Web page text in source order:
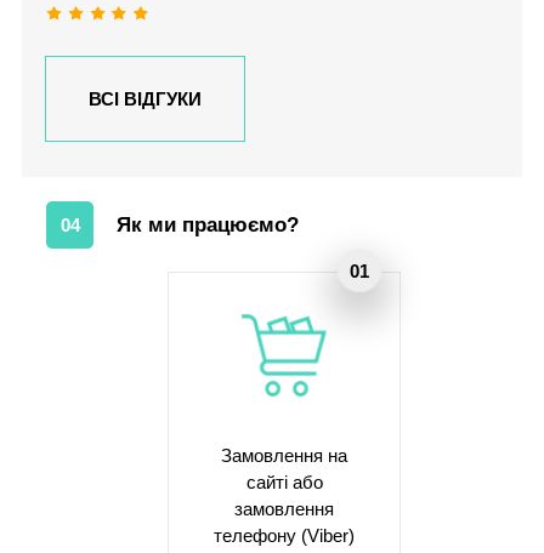
ВСІ ВІДГУКИ
04 Як ми працюємо?
Замовлення на
сайті або
замовлення
телефону (Viber)